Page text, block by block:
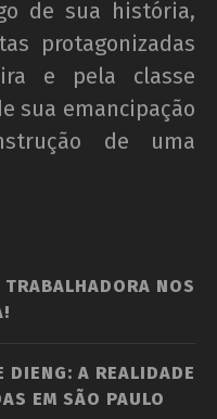
de sua história,
protagonizadas
e pela classe
sua emancipação
de uma
NOS
DIENG: A REALIDADE
EM SÃO PAULO